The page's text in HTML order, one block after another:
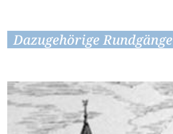
Dazugehörige Rundgänge